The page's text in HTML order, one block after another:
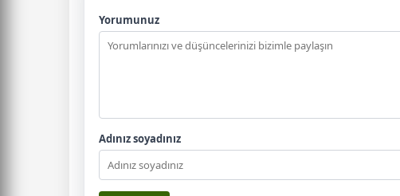
Yorumunuz
Adınız soyadınız